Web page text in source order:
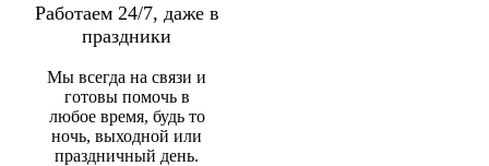
Работаем 24/7, даже в
праздники
Мы всегда на связи и
готовы помочь в
любое время, будь то
ночь, выходной или
праздничный день.